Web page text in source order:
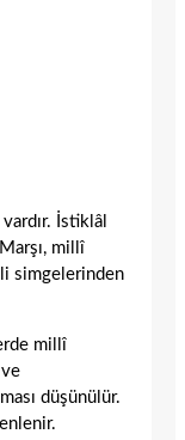
İstiklâl
millî
simgelerinden
millî
düşünülür.